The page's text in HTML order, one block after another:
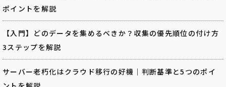
ポイントを解説
【入門】どのデータを集めるべきか？収集の優先順位の付け方
3ステップを解説
サーバー老朽化はクラウド移行の好機｜判断基準と5つのポイ